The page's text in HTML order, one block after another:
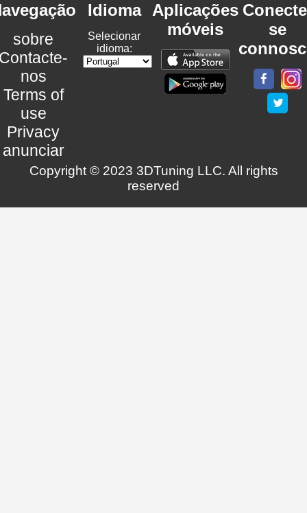
sobre
nos
Terms of
use
Privacy
anunciar
Idioma
Selecionar
idioma:
Aplicações
móveis
se
Copyright © 2023 3DTuning LLC. All rights
reserved